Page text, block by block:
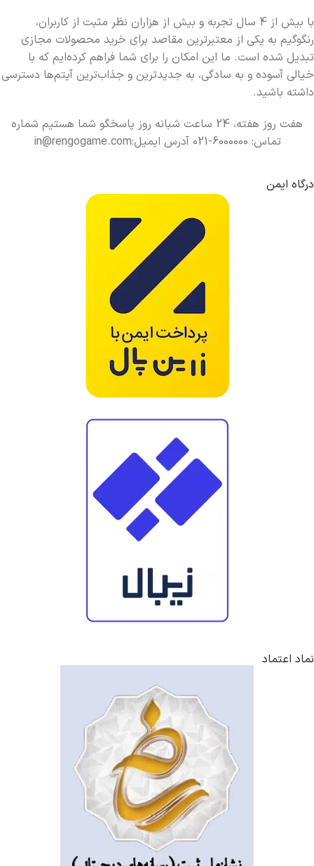
با بیش از 4 سال تجربه و بیش از هزاران نظر مثبت از کاربران،
رنگوگیم به یکی از معتبرترین مقاصد برای خرید محصولات مجازی
تبدیل شده است. ما این امکان را برای شما فراهم کرده‌ایم که با
خیالی آسوده و به سادگی، به جدیدترین و جذاب‌ترین آیتم‌ها دسترسی
داشته باشید.
هفت روز هفته، 24 ساعت شبانه روز پاسخگو شما هستیم شماره
تماس: 6000000-021 آدرس ایمیل:in@rengogame.com
درگاه ایمن
نماد اعتماد